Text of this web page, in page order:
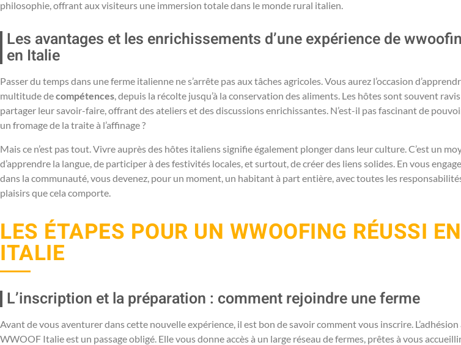
philosophie, offrant aux visiteurs une immersion totale dans le monde rural italien.
Les avantages et les enrichissements d’une expérience de
en Italie
Passer du temps dans une ferme italienne ne s’arrête pas aux tâches agricoles. Vous aurez l’occasion
multitude decompétences, depuis la récolte jusqu’à la conservation des aliments. Les hôtes sont souvent
partager leur savoir-faire, offrant des ateliers et des discussions enrichissantes. N’est-il pas fascinant de
un fromage de la traite à l’affinage ?
Mais ce n’est pas tout. Vivre auprès des hôtes italiens signifie également plonger dans leur culture. C’est un
d’apprendre la langue, de participer à des festivités locales, et surtout, de créer des liens solides. En vous
dans la communauté, vous devenez, pour un moment, un habitant à part entière, avec toutes les
plaisirs que cela comporte.
LES ÉTAPES POUR UN WWOOFING RÉUSSI EN
ITALIE
L’inscription et la préparation : comment rejoindre une ferme
Avant de vous aventurer dans cette nouvelle expérience, il est bon de savoir comment vous inscrire. L’adhésion
WWOOF Italie est un passage obligé. Elle vous donne accès à un large réseau de fermes, prêtes à vous